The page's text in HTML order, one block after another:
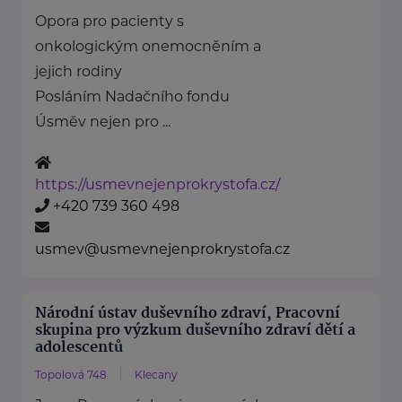
Opora pro pacienty s
onkologickým onemocněním a
jejich rodiny
Posláním Nadačního fondu
Úsměv nejen pro ...
https://usmevnejenprokrystofa.cz/
+420 739 360 498
usmev@usmevnejenprokrystofa.cz
Národní ústav duševního zdraví, Pracovní
skupina pro výzkum duševního zdraví dětí a
adolescentů
Topolová 748 Klecany